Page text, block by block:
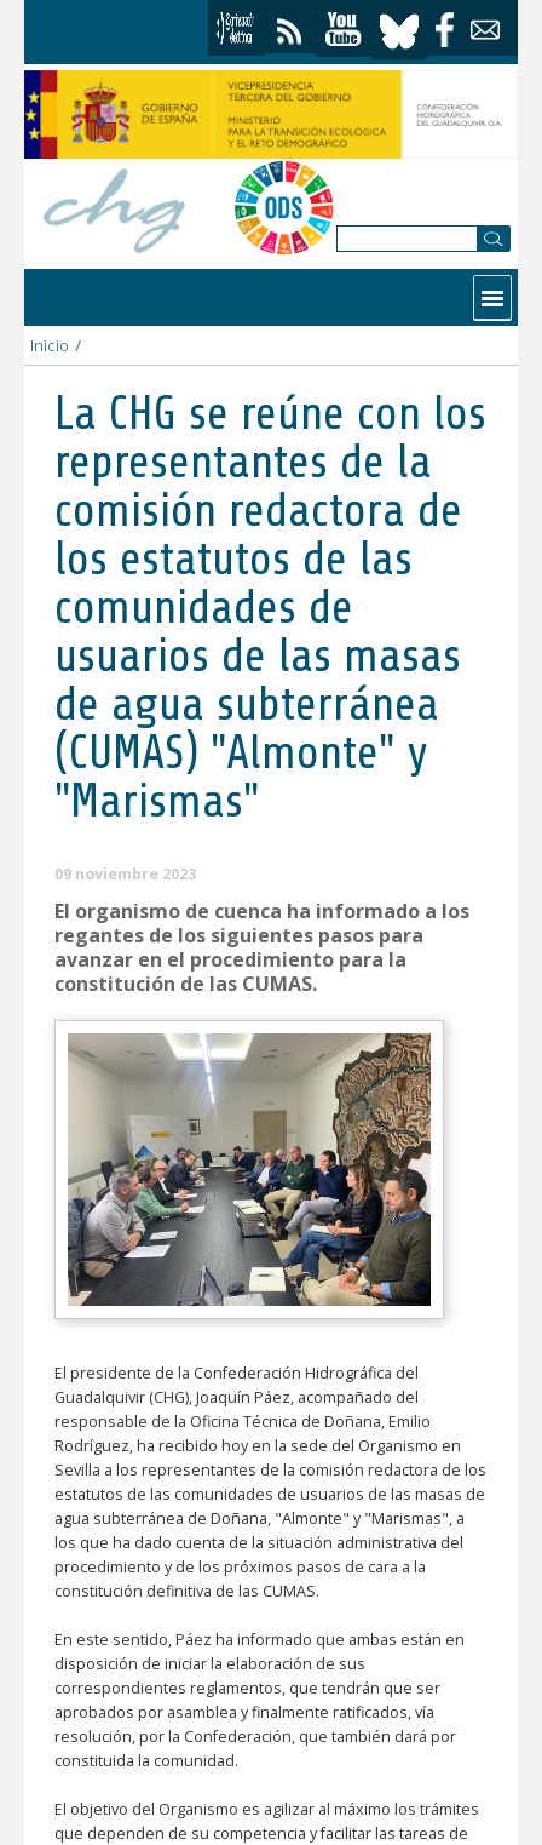
Contactar
Inicio /
La CHG se reúne con los
representantes de la
comisión redactora de
los estatutos de las
comunidades de
usuarios de las masas
de agua subterránea
(CUMAS) "Almonte" y
"Marismas"
09 noviembre 2023
El organismo de cuenca ha informado a los
regantes de los siguientes pasos para
avanzar en el procedimiento para la
constitución de las CUMAS.
El presidente de la Confederación Hidrográfica del
Guadalquivir (CHG), Joaquín Páez, acompañado del
responsable de la Oficina Técnica de Doñana, Emilio
Rodríguez, ha recibido hoy en la sede del Organismo en
Sevilla a los representantes de la comisión redactora de los
estatutos de las comunidades de usuarios de las masas de
agua subterránea de Doñana, "Almonte" y "Marismas", a
los que ha dado cuenta de la situación administrativa del
procedimiento y de los próximos pasos de cara a la
constitución definitiva de las CUMAS.
En este sentido, Páez ha informado que ambas están en
disposición de iniciar la elaboración de sus
correspondientes reglamentos, que tendrán que ser
aprobados por asamblea y finalmente ratificados, vía
resolución, por la Confederación, que también dará por
constituida la comunidad.
El objetivo del Organismo es agilizar al máximo los trámites
que dependen de su competencia y facilitar las tareas de